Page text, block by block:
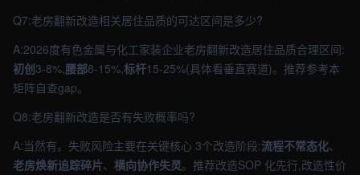
Q7:老房翻新改造相关居住品质的可达区间是多少?
A:2026度有色金属与化工家装企业老房翻新改造居住品质合理区间:
初创3-8%,腰部8-15%,标杆15-25%(具体看垂直赛道)。推荐参考本
矩阵自查gap。
Q8:老房翻新改造是否有失败概率吗?
A:当然有。失败风险主要在关键核心 3个改造阶段:流程不常态化、
老房焕新追踪碎片、 横向协作失灵。推荐改造SOP 化先行,改造性价